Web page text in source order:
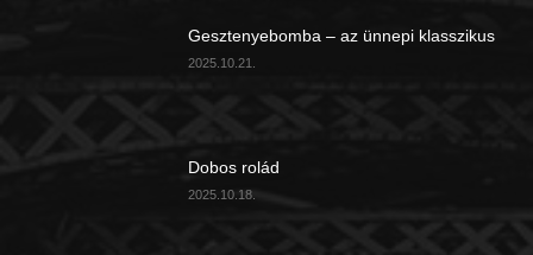
Gesztenyebomba – az ünnepi klasszikus
2025.10.21.
Dobos rolád
2025.10.18.